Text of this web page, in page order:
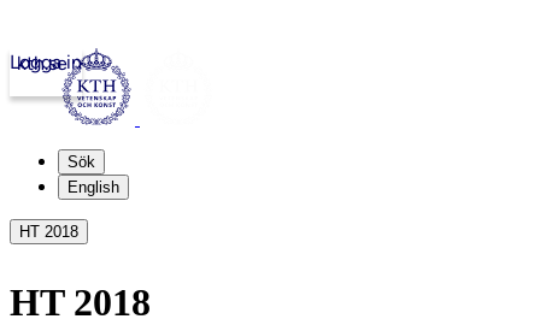
kth.se
Logga in
Sök
English
HT 2018
HT 2018